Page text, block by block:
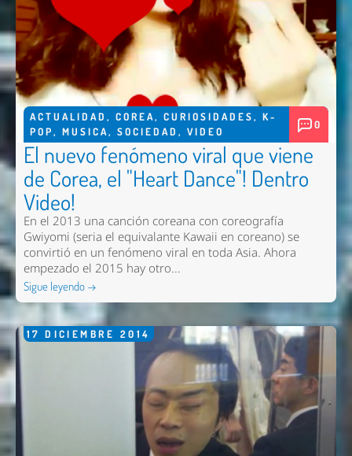
ACTUALIDAD , COREA, CURIOSIDADES, K-
POP, MUSICA, SOCIEDAD , VIDEO
0
El nuevo fenómeno viral que viene
de Corea, el "Heart Dance"! Dentro
Video!
En el 2013 una canción coreana con coreografía
Gwiyomi (seria el equivalante Kawaii en coreano) se
convirtió en un fenómeno viral en toda Asia. Ahora
empezado el 2015 hay otro...
Sigue leyendo →
17 DICIEMBRE 2014